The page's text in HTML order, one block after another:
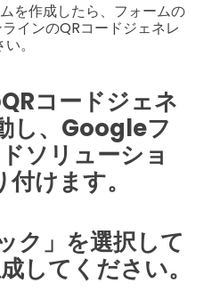
を作成したら、フォームの
インのQRコードジェネレ
。
コードジェネ
し、Googleフ
ソリューショ
けます。
ク」を選択して
してください。